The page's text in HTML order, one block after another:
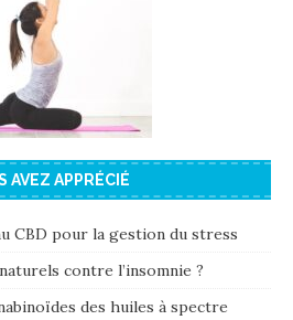
AVEZ APPRÉCIÉ
CBD pour la gestion du stress
contre l’insomnie ?
des huiles à spectre